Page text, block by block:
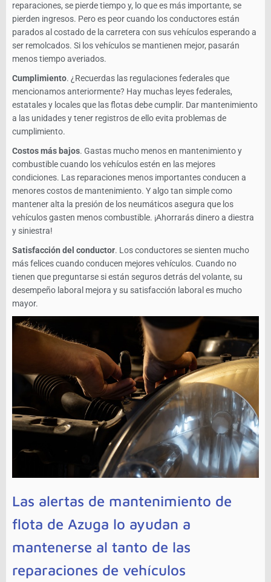
reparaciones, se pierde tiempo y, lo que es más importante, se
pierden ingresos. Pero es peor cuando los conductores están
parados al costado de la carretera con sus vehículos esperando a
ser remolcados. Si los vehículos se mantienen mejor, pasarán
menos tiempo averiados.
Cumplimiento. ¿Recuerdas las regulaciones federales que
mencionamos anteriormente? Hay muchas leyes federales,
estatales y locales que las flotas debe cumplir. Dar mantenimiento
a las unidades y tener registros de ello evita problemas de
cumplimiento.
Costos más bajos. Gastas mucho menos en mantenimiento y
combustible cuando los vehículos estén en las mejores
condiciones. Las reparaciones menos importantes conducen a
menores costos de mantenimiento. Y algo tan simple como
mantener alta la presión de los neumáticos asegura que los
vehículos gasten menos combustible. ¡Ahorrarás dinero a diestra
y siniestra!
Satisfacción del conductor. Los conductores se sienten mucho
más felices cuando conducen mejores vehículos. Cuando no
tienen que preguntarse si están seguros detrás del volante, su
desempeño laboral mejora y su satisfacción laboral es mucho
mayor.
Las alertas de mantenimiento de
flota de Azuga lo ayudan a
mantenerse al tanto de las
reparaciones de vehículos